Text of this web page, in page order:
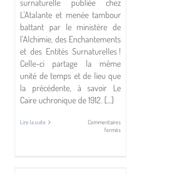
surnaturelle publiée chez
L’Atalante et menée tambour
battant par le ministère de
l’Alchimie, des Enchantements
et des Entités Surnaturelles !
Celle-ci partage la même
unité de temps et de lieu que
la précédente, à savoir Le
Caire uchronique de 1912. [...]
Lire la suite
Commentaires
ferméssur